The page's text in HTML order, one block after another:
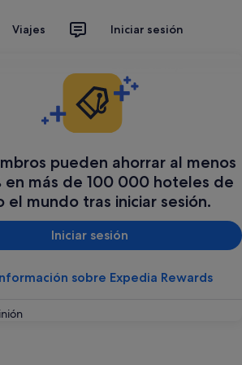
Viajes Iniciar sesión
pueden ahorrar al menos
en más de 100 000 hoteles de
el mundo tras iniciar sesión.
Iniciar sesión
sobre Expedia Rewards